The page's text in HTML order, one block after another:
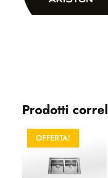
T/IX/HAR
Prodotti
OFFERTA!